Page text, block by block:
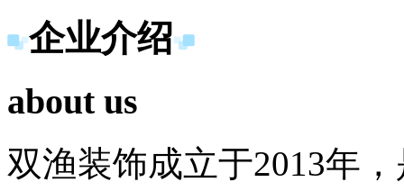
企业介绍
about us
双渔装饰成立于2013年